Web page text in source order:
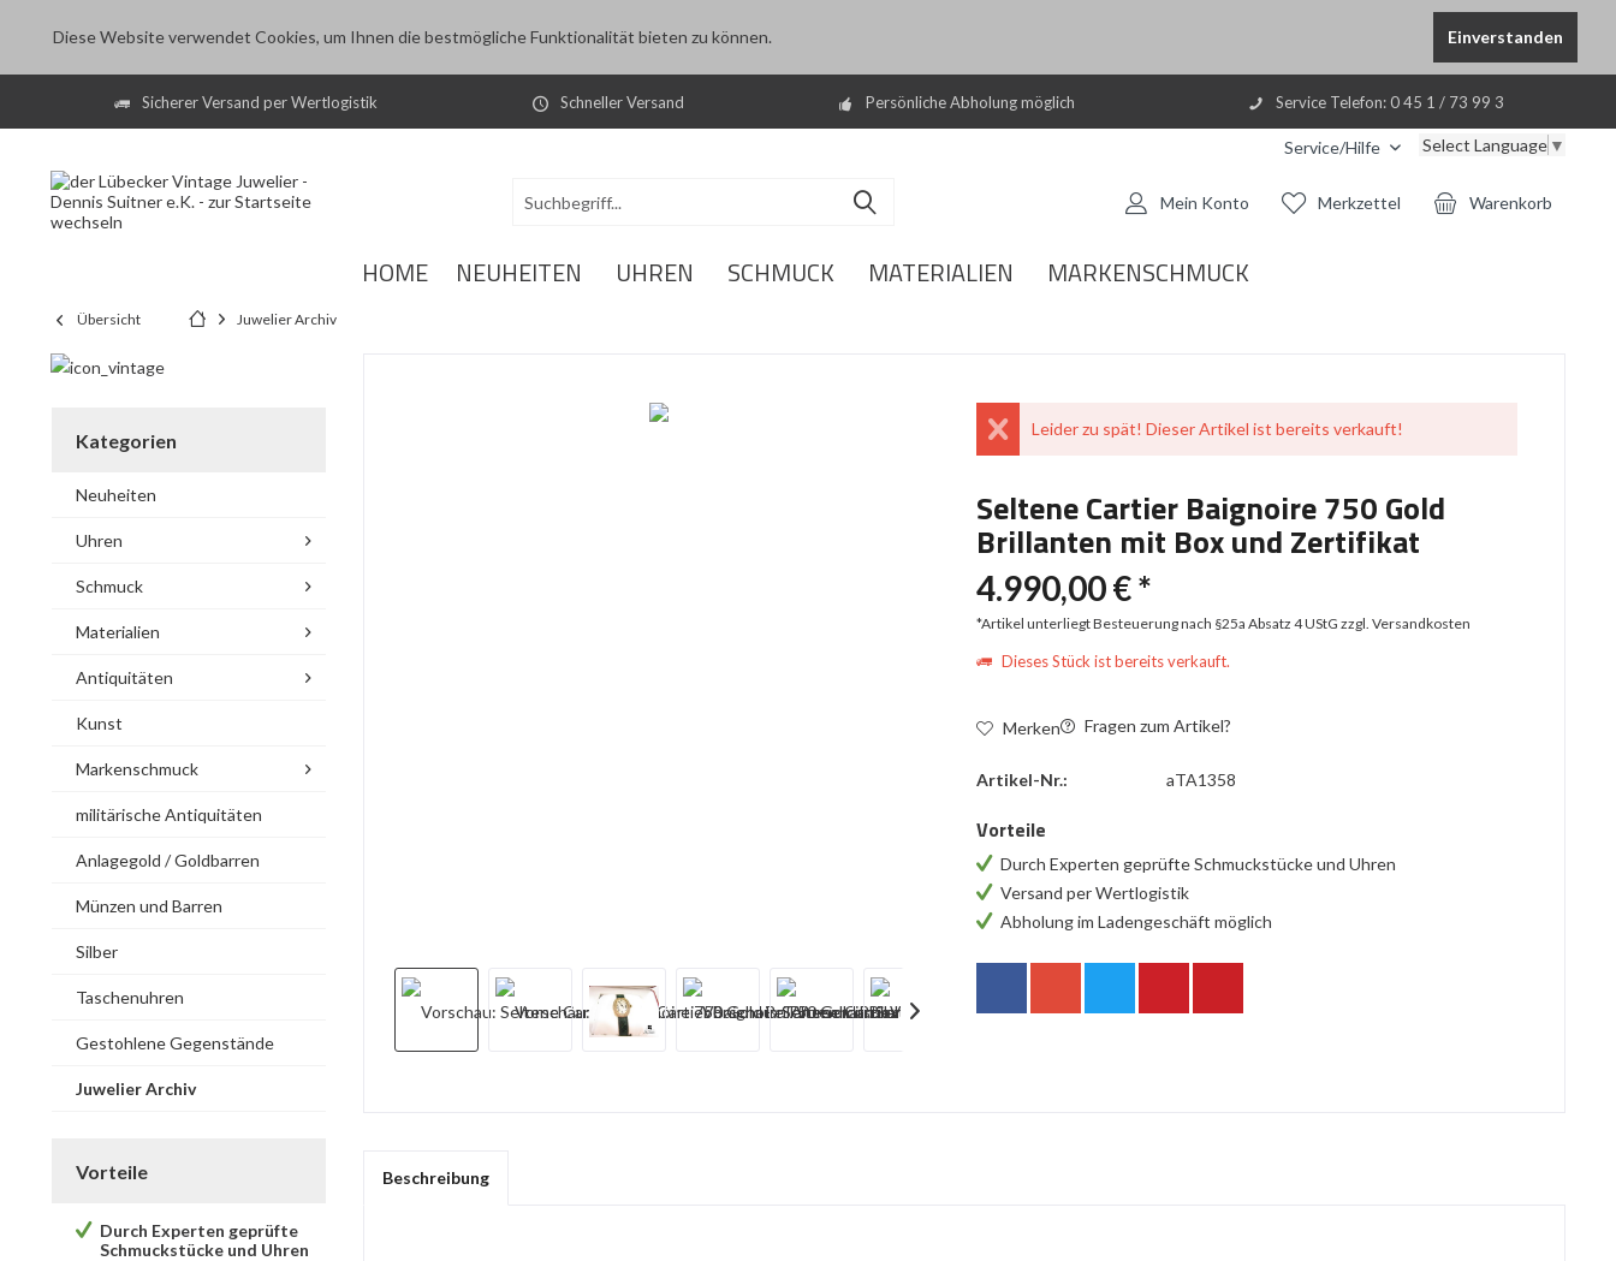
Diese Website verwendet Cookies, um Ihnen die bestmögliche Funktionalität bieten zu können. Einverstanden
Sicherer Versand per Wertlogistik Schneller Versand Persönliche Abholung möglich Service Telefon: 0 45 1 / 73 99 3
Service/Hilfe Select Language ▼
Warenkorb
Merkzettel
Mein Konto
HOME NEUHEITEN UHREN SCHMUCK MATERIALIEN MARKENSCHMUCK
Übersicht Juwelier Archiv
Kategorien
Neuheiten
Uhren
Schmuck
Materialien
Antiquitäten
Kunst
Markenschmuck
militärische Antiquitäten
Anlagegold / Goldbarren
Münzen und Barren
Silber
Taschenuhren
Gestohlene Gegenstände
Juwelier Archiv
Vorteile
Durch Experten geprüfte
Schmuckstücke und Uhren
Leider zu spät! Dieser Artikel ist bereits verkauft!
Seltene Cartier Baignoire 750 Gold
Brillanten mit Box und Zertifikat
4.990,00 € *
*Artikel unterliegt Besteuerung nach §25a Absatz 4 UStG zzgl. Versandkosten
Dieses Stück ist bereits verkauft.
Merken Fragen zum Artikel?
Artikel-Nr.: aTA1358
Vorteile
Durch Experten geprüfte Schmuckstücke und Uhren
Versand per Wertlogistik
Abholung im Ladengeschäft möglich
Beschreibung